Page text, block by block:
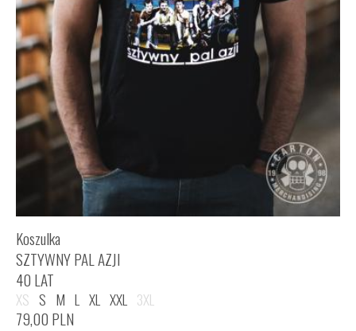
Koszulka
SZTYWNY PAL AZJI
40 LAT
XS S M L XL XXL 3XL
79,00 PLN